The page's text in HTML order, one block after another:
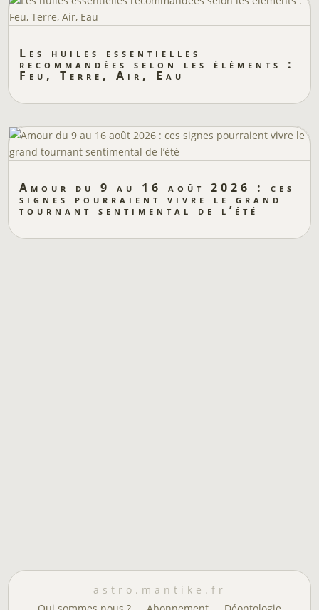
Les huiles essentielles
recommandées selon les éléments :
Feu, Terre, Air, Eau
Amour du 9 au 16 août 2026 : ces
signes pourraient vivre le grand
tournant sentimental de l’été
astro.mantike.fr